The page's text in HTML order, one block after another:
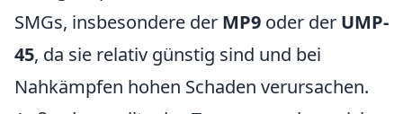
SMGs, insbesondere der MP9 oder der UMP-
45, da sie relativ günstig sind und bei
Nahkämpfen hohen Schaden verursachen.